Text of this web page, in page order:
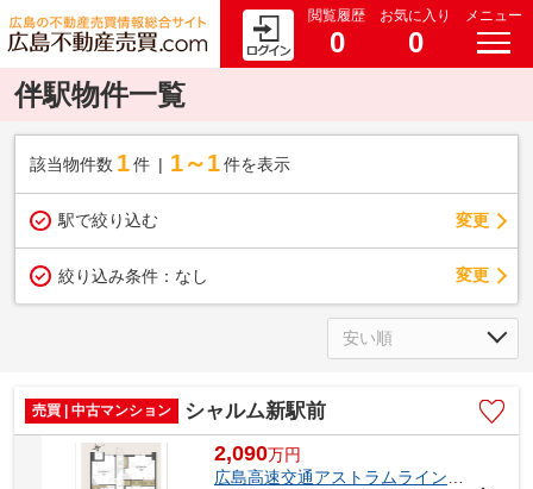
閲覧履歴
0
お気に入り
0
メニュー
伴駅物件一覧
該当物件数 1件 1～1 件を表示
駅で絞り込む 変更
絞り込み条件： なし 変更
売買 | 中古マンション シャルム新駅前
2,090万円
広島高速交通アストラムライン
「